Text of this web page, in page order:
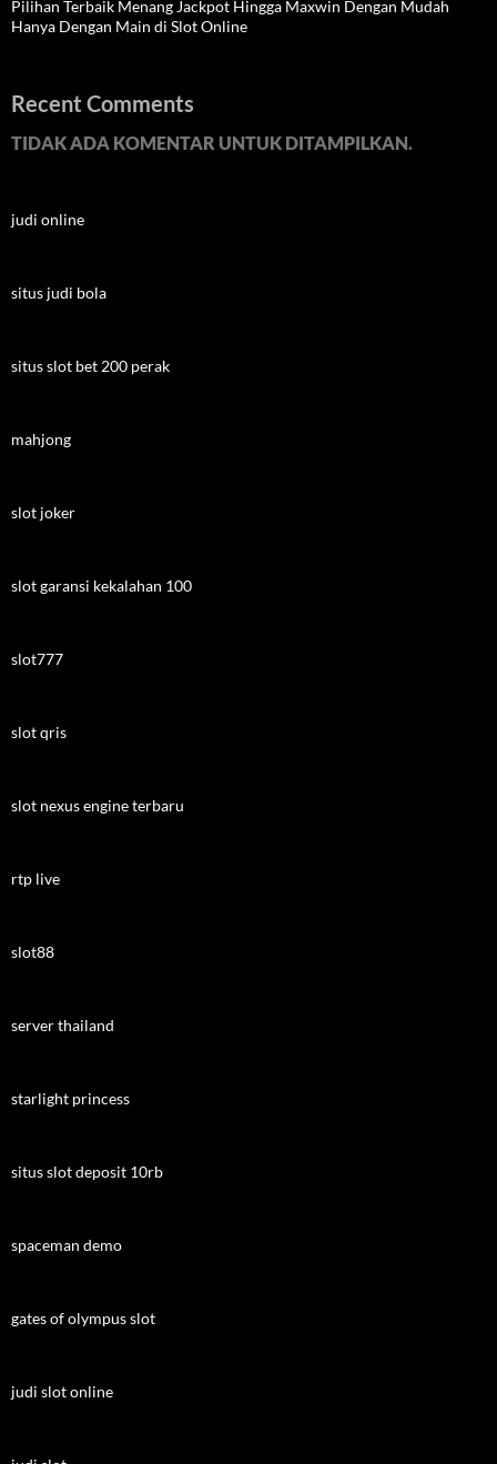
Pilihan Terbaik Menang Jackpot Hingga Maxwin Dengan Mudah
Hanya Dengan Main di Slot Online
Recent Comments
TIDAK ADA KOMENTAR UNTUK DITAMPILKAN.
judi online
situs judi bola
situs slot bet 200 perak
mahjong
slot joker
slot garansi kekalahan 100
slot777
slot qris
slot nexus engine terbaru
rtp live
slot88
server thailand
starlight princess
situs slot deposit 10rb
spaceman demo
gates of olympus slot
judi slot online